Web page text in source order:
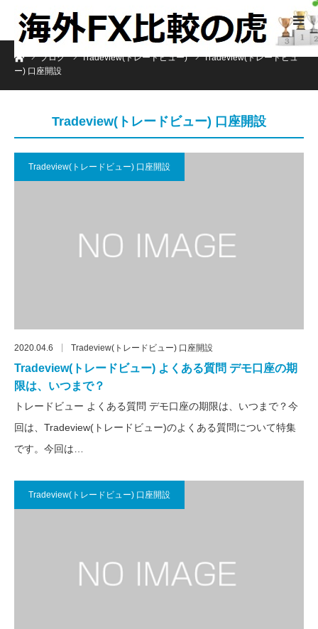
ホームブログ Tradeview(トレードビュー)
Tradeview(トレードビュ
ー) 口座開設
Tradeview(トレードビュー) 口座開設
Tradeview(トレードビュー) 口座開設
2020.04.6 Tradeview(トレードビュー) 口座開設
Tradeview(トレードビュー) よくある質問 デモ口座の期
限は、いつまで？
トレードビュー よくある質問 デモ口座の期限は、いつまで？今
回は、Tradeview(トレードビュー)のよくある質問について特集
です。今回は…
Tradeview(トレードビュー) 口座開設